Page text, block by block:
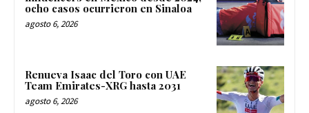
ocho casos ocurrieron en Sinaloa
agosto 6, 2026
Renueva Isaac del Toro con UAE
Team Emirates-XRG hasta 2031
agosto 6, 2026